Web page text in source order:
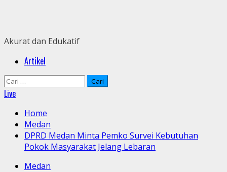
Akurat dan Edukatif
PrimaryArtikel
Cari
untuk:
Live
Home
Medan
DPRD Medan Minta Pemko Survei Kebutuhan
Pokok Masyarakat Jelang Lebaran
Medan